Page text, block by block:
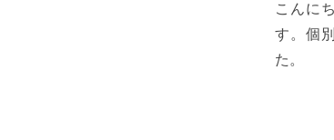
こんに
す。個
た。